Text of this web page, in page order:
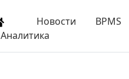
Новости BPMS
Аналитика